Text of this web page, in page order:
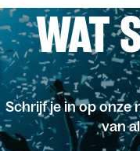
WAT
Schrijf je in op onze
van